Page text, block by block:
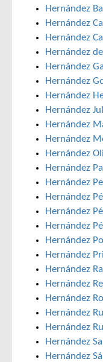
Hernández
Hernández
Hernández
Hernández
Hernández
Hernández
Hernández
Hernández
Hernández
Hernández
Hernández
Hernández
Hernández
Hernández
Hernández
Hernández
Hernández
Hernández
Hernández
Hernández
Hernández
Hernández
Hernández
Hernández
Hernández